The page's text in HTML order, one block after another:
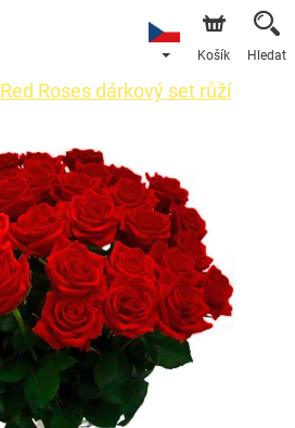
Košík Hledat
Red Roses dárkový set růží